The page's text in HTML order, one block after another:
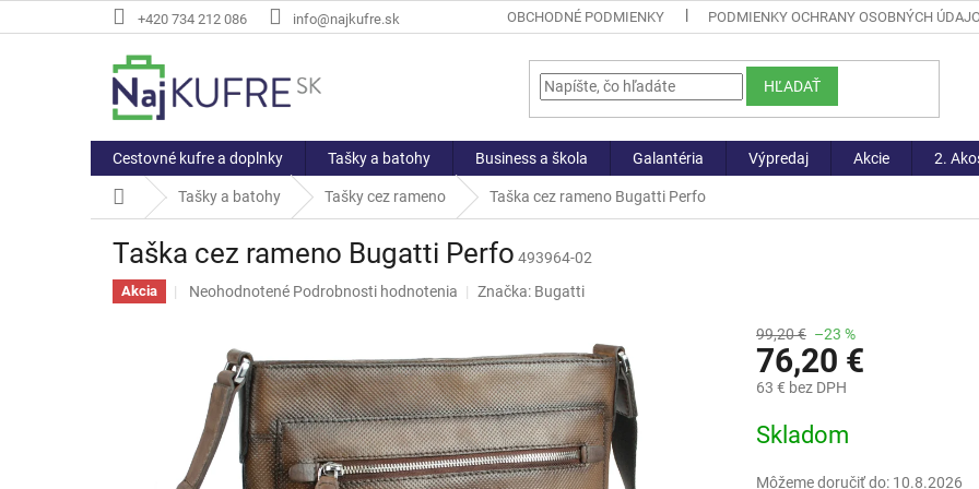
na
+420 734 212 086 info@najkufre.sk OBCHODNÉ PODMIENKY PODMIENKY OCHRANY OSOBNÝCH
HĽADAŤ
Cestovné kufre a doplnky Tašky a batohy Business a škola Galantéria Výpredaj Akcie 2.
DomovTašky a batohy Tašky cez rameno Taška cez rameno Bugatti Perfo
Taška cez rameno Bugatti Perfo 493964-02
Akcia
Priemerné
hviezdičiek.
Neohodnotené Podrobnosti hodnotenia Značka: Bugatti
99,20 € –23 %
76,20 €
63 € bez DPH
cena:
Skladom
Môžeme doručiť do: 10.8.2026